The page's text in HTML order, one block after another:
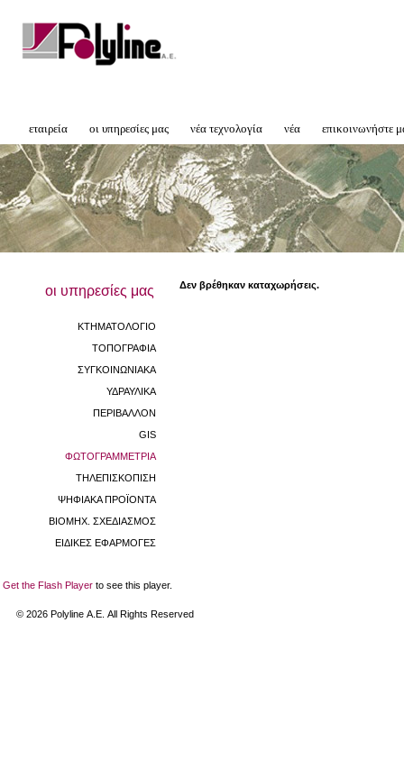
εταιρεία οι υπηρεσίες μας νέα τεχνολογία νέα επικοινωνήστε
οι υπηρεσίες μας
ΚΤΗΜΑΤΟΛΟΓΙΟ
ΤΟΠΟΓΡΑΦΙΑ
ΣΥΓΚΟΙΝΩΝΙΑΚΑ
ΥΔΡΑΥΛΙΚΑ
ΠΕΡΙΒΑΛΛΟΝ
GIS
ΦΩΤΟΓΡΑΜΜΕΤΡΙΑ
ΤΗΛΕΠΙΣΚΟΠΙΣΗ
ΨΗΦΙΑΚΑ ΠΡΟΪΟΝΤΑ
ΒΙΟΜHX. ΣΧΕΔΙΑΣΜΟΣ
ΕΙΔΙΚΕΣ ΕΦΑΡΜΟΓΕΣ
Δεν βρέθηκαν καταχωρήσεις.
Get the Flash Player to see this player.
© 2026 Polyline Α.Ε. All Rights Reserved